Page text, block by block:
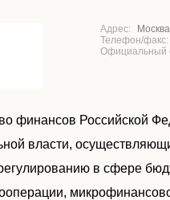
Адрес:
Телефон/факс:
Официальный
финансов Российской
власти,
в сфере